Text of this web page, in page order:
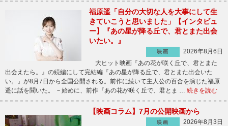
福原遥「自分の大切な人を大事にして生
きていこうと思いました」【インタビュ
ー】『あの星が降る丘で、君とまた出会
いたい。』
映画
2026年8月6日
大ヒット映画『あの花が咲く丘で、君とまた
出会えたら。』の続編にして完結編『あの星が降る丘で、君とまた出会いた
い。』が8月7日から全国公開される。前作に続いて主人公の百合を演じた福原
遥に話を聞いた。 －始めに、前作『あの花が咲く丘で、君とま … 続きを読む
【映画コラム】7月の公開映画から
映画
2026年8月3日